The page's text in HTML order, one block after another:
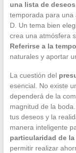
una lista de deseos
temporada para
D. Un tema bien
crea una atmósfera
Referirse a la
naturales y aportar
La cuestión del
esencial. No existe
dependerá de la
magnitud de la
tus deseos y la
manera inteligente
particularidad de
permitir realizar